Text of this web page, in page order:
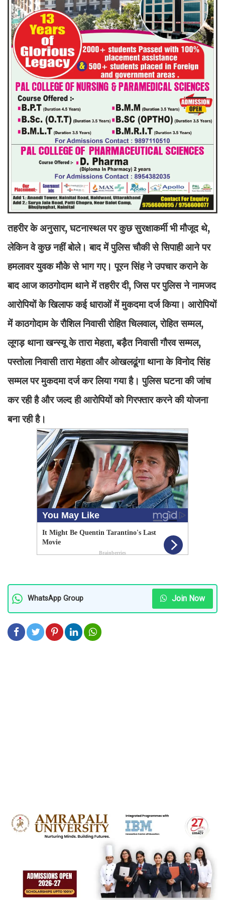
तहरीर के अनुसार, घटनास्थल पर कुछ सुरक्षाकर्मी भी मौजूद थे,
लेकिन वे कुछ नहीं बोले। बाद में पुलिस चौकी से सिपाही आने पर
हमलावर युवक मौके से भाग गए। पूरन सिंह ने उपचार कराने के
बाद आज काठगोदाम थाने में तहरीर दी, जिस पर पुलिस ने नामजद
आरोपियों के खिलाफ कई धाराओं में मुकदमा दर्ज किया। आरोपियों
में काठगोदाम के रौशिल निवासी रोहित चिलवाल, रोहित सम्मल,
लूगड़ थाना खन्स्यू के तारा मेहता, बड़ैत निवासी गौरव सम्मल,
पस्तोला निवासी तारा मेहता और ओखलढूंगा थाना के विनोद सिंह
सम्मल पर मुकदमा दर्ज कर लिया गया है। पुलिस घटना की जांच
कर रही है और जल्द ही आरोपियों को गिरफ्तार करने की योजना
बना रही है।
WhatsApp Group Join Now